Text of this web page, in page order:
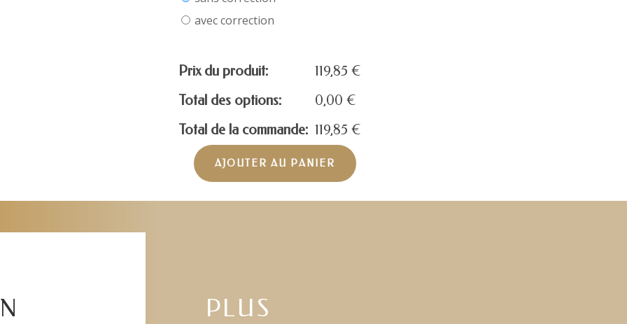
avec correction
Prix du produit: 119,85 €
Total des options:
0,00 €
Total de la commande: 119,85 €
quantité
RAY-
AJOUTER AU PANIER
PLUS